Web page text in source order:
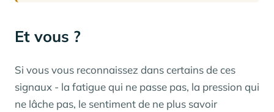
Et vous ?
Si vous vous reconnaissez dans certains de ces
signaux - la fatigue qui ne passe pas, la pression qui
ne lâche pas, le sentiment de ne plus savoir